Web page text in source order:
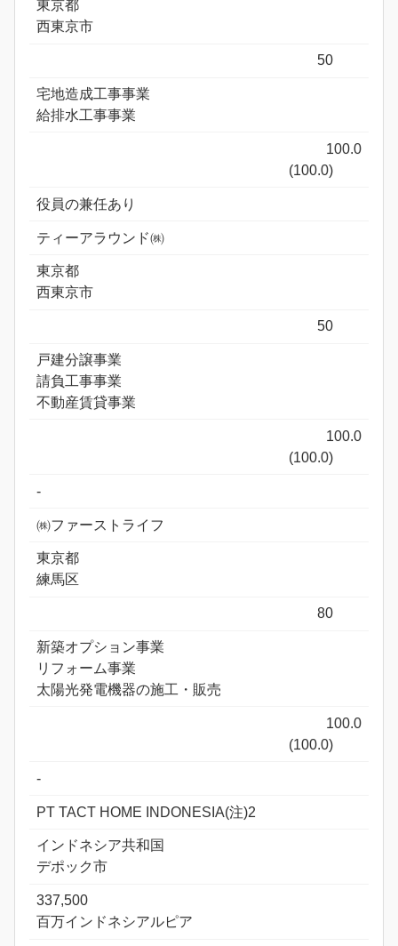
東京都
西東京市
50
宅地造成工事事業
給排水工事事業
100.0
(100.0)
役員の兼任あり
ティーアラウンド㈱
東京都
西東京市
50
戸建分譲事業
請負工事事業
不動産賃貸事業
100.0
(100.0)
-
㈱ファーストライフ
東京都
練馬区
80
新築オプション事業
リフォーム事業
太陽光発電機器の施工・販売
100.0
(100.0)
-
PT TACT HOME INDONESIA(注)2
インドネシア共和国
デポック市
337,500
百万インドネシアルピア